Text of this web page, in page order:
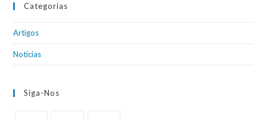
Categorias
Artigos
Notícias
Siga-Nos